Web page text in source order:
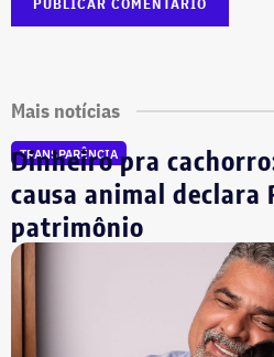
Mais notícias
TRANSPARÊNCIA
Dinheiro pra
causa animal declara
patrimônio